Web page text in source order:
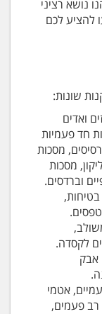
נושא רציני
להציע לכם
שונות:
ואדים
חד פעמיות
מסכות
מסכות
וברדסים.
לקסדה.
אבק
אטמי
רב פעמים,